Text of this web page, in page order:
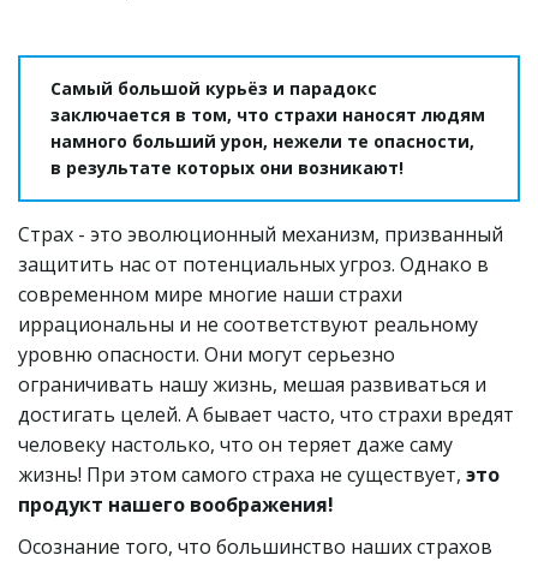
Самый большой курьёз и парадокс
заключается в том, что страхи наносят людям
намного больший урон, нежели те опасности,
в результате которых они возникают!
Страх - это эволюционный механизм, призванный
защитить нас от потенциальных угроз. Однако в
современном мире многие наши страхи
иррациональны и не соответствуют реальному
уровню опасности. Они могут серьезно
ограничивать нашу жизнь, мешая развиваться и
достигать целей. А бывает часто, что страхи вредят
человеку настолько, что он теряет даже саму
жизнь! При этом самого страха не существует, это
продукт нашего воображения!
Осознание того, что большинство наших страхов